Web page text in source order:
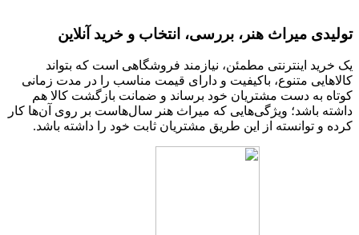
تولیدی میراث هنر، بررسی، انتخاب و خرید آنلاین
یک خرید اینترنتی مطمئن، نیازمند فروشگاهی است که بتواند
کالاهایی متنوع، باکیفیت و دارای قیمت مناسب را در مدت زمانی
کوتاه به دست مشتریان خود برساند و ضمانت بازگشت کالا هم
داشته باشد؛ ویژگی‌هایی که میراث هنر سال‌هاست بر روی آن‌ها کار
کرده و توانسته از این طریق مشتریان ثابت خود را داشته باشد.